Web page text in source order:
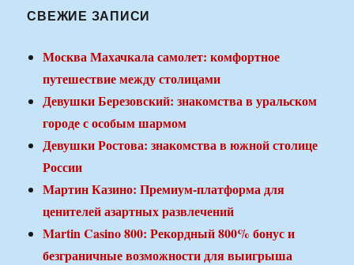
СВЕЖИЕ ЗАПИСИ
Москва Махачкала самолет: комфортное
путешествие между столицами
Девушки Березовский: знакомства в уральском
городе с особым шармом
Девушки Ростова: знакомства в южной столице
России
Мартин Казино: Премиум-платформа для
ценителей азартных развлечений
Martin Casino 800: Рекордный 800% бонус и
безграничные возможности для выигрыша